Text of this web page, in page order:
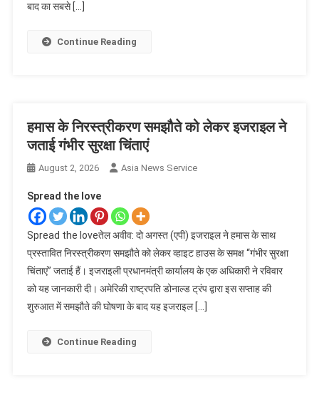
बाद का सबसे […]
Continue Reading
हमास के निरस्त्रीकरण समझौते को लेकर इजराइल ने
जताई गंभीर सुरक्षा चिंताएं
August 2, 2026 Asia News Service
Spread the love
Spread the loveतेल अवीव: दो अगस्त (एपी) इजराइल ने हमास के साथ
प्रस्तावित निरस्त्रीकरण समझौते को लेकर व्हाइट हाउस के समक्ष ‘‘गंभीर सुरक्षा
चिंताएं’’ जताई हैं। इजराइली प्रधानमंत्री कार्यालय के एक अधिकारी ने रविवार
को यह जानकारी दी। अमेरिकी राष्ट्रपति डोनाल्ड ट्रंप द्वारा इस सप्ताह की
शुरुआत में समझौते की घोषणा के बाद यह इजराइल […]
Continue Reading